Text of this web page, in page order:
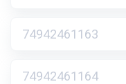
74942461163
74942461164